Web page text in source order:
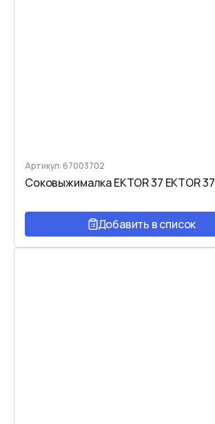
Артикул: 67003702
Соковыжималка EKTOR 37 EKTOR 37
Добавить в список